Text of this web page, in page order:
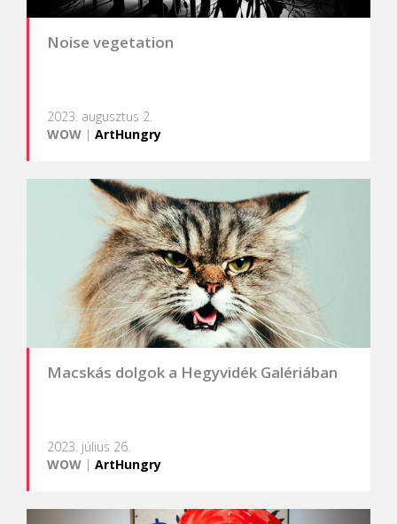
Noise vegetation
2023. augusztus 2.
WOW | ArtHungry
Macskás dolgok a Hegyvidék Galériában
2023. július 26.
WOW | ArtHungry